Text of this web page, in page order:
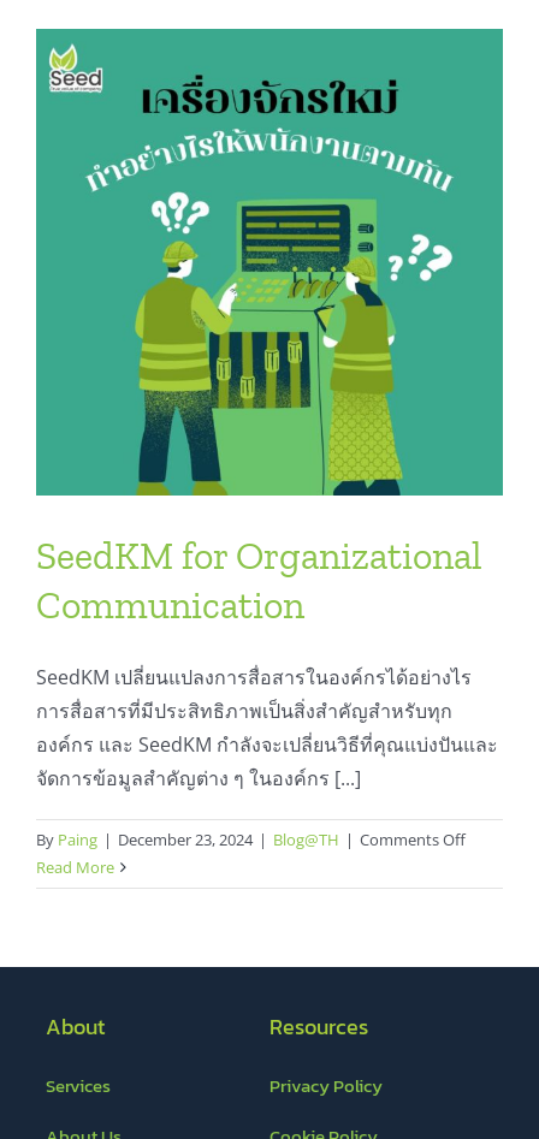
SeedKM for Organizational
Communication
SeedKM เปลี่ยนแปลงการสื่อสารในองค์กรได้อย่างไร
การสื่อสารที่มีประสิทธิภาพเป็นสิ่งสำคัญสำหรับทุก
องค์กร และ SeedKM กำลังจะเปลี่ยนวิธีที่คุณแบ่งปันและ
จัดการข้อมูลสำคัญต่าง ๆ ในองค์กร [...]
By Paing | December 23, 2024 | Blog@TH | Comments Offon
for
Read More
About
Services
Resources
Privacy Policy